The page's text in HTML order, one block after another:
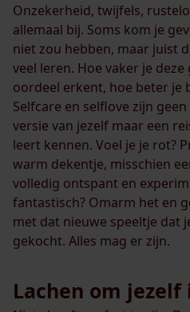
Onzekerheid, twijfels,
allemaal bij. Soms kom je
niet zou hebben, maar juist
veel leren. Hoe vaker je
oordeel erkent, hoe beter je
Selfcare en selflove zijn
versie van jezelf maar een
leert kennen. Voel je je rot?
warm dekentje, misschien
volledig ontspant en
fantastisch? Omarm het en
met dat nieuwe speeltje dat
gekocht. Alles mag er zijn.
Lachen om jezelf